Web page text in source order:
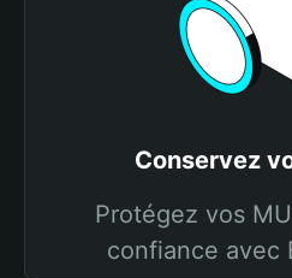
Conservez
Protégez vos
confiance avec